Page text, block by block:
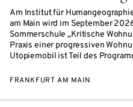
Am Institut für
am Main wird im September
Sommerschule „Kritische
Praxis einer progressiven
Utopiemobil ist Teil des
FRANKFURT AM MAIN